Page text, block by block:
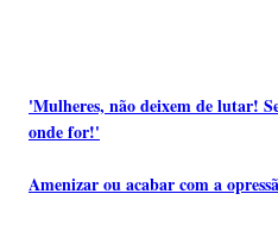
'Mulheres, não deixem de lutar!
onde for!'
Amenizar ou acabar com a